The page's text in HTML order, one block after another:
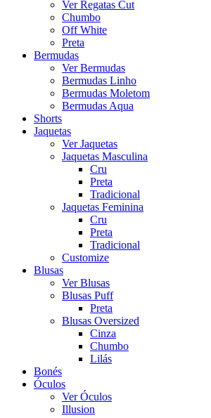
Ver Regatas Cut
Chumbo
Off White
Preta
Bermudas
Ver Bermudas
Bermudas Linho
Bermudas Moletom
Bermudas Aqua
Shorts
Jaquetas
Ver Jaquetas
Jaquetas Masculina
Cru
Preta
Tradicional
Jaquetas Feminina
Cru
Preta
Tradicional
Customize
Blusas
Ver Blusas
Blusas Puff
Preta
Blusas Oversized
Cinza
Chumbo
Lilás
Bonés
Óculos
Ver Óculos
Illusion